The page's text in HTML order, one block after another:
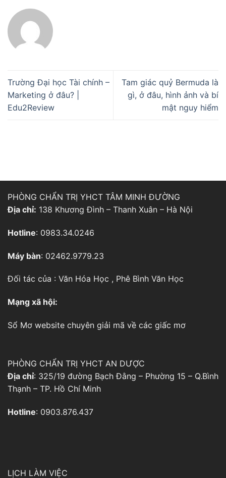
Trường Đại học Tài chính –
Marketing ở đâu? |
Edu2Review
Tam giác quỷ Bermuda là
gì, ở đâu, hình ảnh và bí
mật nguy hiểm
PHÒNG CHẨN TRỊ YHCT TÂM MINH ĐƯỜNG
Địa chỉ: 138 Khương Đình – Thanh Xuân – Hà Nội
Hotline: 0983.34.0246
Máy bàn: 02462.9779.23
Đối tác của : Văn Hóa Học , Phê Bình Văn Học
Mạng xã hội:
Sổ Mơ website chuyên giải mã về các giấc mơ
PHÒNG CHẨN TRỊ YHCT AN DƯỢC
Địa chỉ: 325/19 đường Bạch Đằng – Phường 15 – Q.Bình
Thạnh – TP. Hồ Chí Minh
Hotline: 0903.876.437
LỊCH LÀM VIỆC